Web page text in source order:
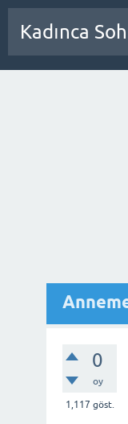
Kadınca
0
oy
1,117 göst.